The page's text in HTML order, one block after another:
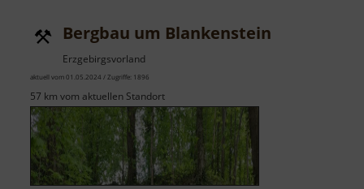
Bergbau um Blankenstein
Erzgebirgsvorland
aktuell vom 01.05.2024 / Zugriffe: 1896
57 km vom aktuellen Standort